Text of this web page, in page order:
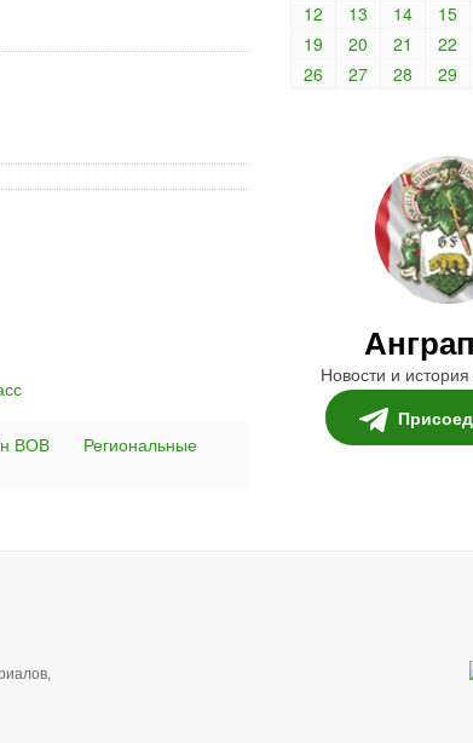
ВОВ
Региональные
12
13 14 15
19
20 21 22
26
27 28 29
Новости и